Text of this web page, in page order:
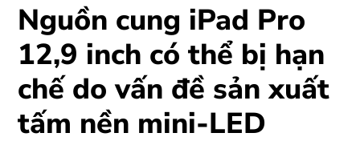
Nguồn cung iPad Pro
12,9 inch có thể bị hạn
chế do vấn đề sản xuất
tấm nền mini-LED